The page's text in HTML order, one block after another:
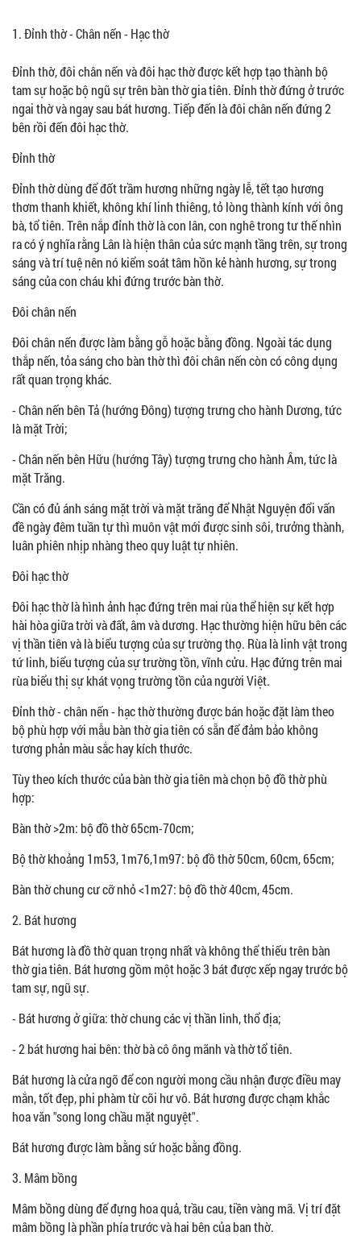
1. Đỉnh thờ - Chân nến - Hạc thờ
Đỉnh thờ, đôi chân nến và đôi hạc thờ được kết hợp tạo thành bộ
tam sự hoặc bộ ngũ sự trên bàn thờ gia tiên. Đỉnh thờ đứng ở trước
ngai thờ và ngay sau bát hương. Tiếp đến là đôi chân nến đứng 2
bên rồi đến đôi hạc thờ.
Đỉnh thờ
Đỉnh thờ dùng để đốt trầm hương những ngày lễ, tết tạo hương
thơm thanh khiết, không khí linh thiêng, tỏ lòng thành kính với ông
bà, tổ tiên. Trên nắp đỉnh thờ là con lân, con nghê trong tư thế nhìn
ra có ý nghĩa rằng Lân là hiện thân của sức mạnh tầng trên, sự trong
sáng và trí tuệ nên nó kiểm soát tâm hồn kẻ hành hương, sự trong
sáng của con cháu khi đứng trước bàn thờ.
Đôi chân nến
Đôi chân nến được làm bằng gỗ hoặc bằng đồng. Ngoài tác dụng
thắp nến, tỏa sáng cho bàn thờ thì đôi chân nến còn có công dụng
rất quan trọng khác.
- Chân nến bên Tả (hướng Đông) tượng trưng cho hành Dương, tức
là mặt Trời;
- Chân nến bên Hữu (hướng Tây) tượng trưng cho hành Âm, tức là
mặt Trăng.
Cần có đủ ánh sáng mặt trời và mặt trăng để Nhật Nguyện đổi vấn
đề ngày đêm tuần tự thì muôn vật mới được sinh sôi, trưởng thành,
luân phiên nhịp nhàng theo quy luật tự nhiên.
Đôi hạc thờ
Đôi hạc thờ là hình ảnh hạc đứng trên mai rùa thể hiện sự kết hợp
hài hòa giữa trời và đất, âm và dương. Hạc thường hiện hữu bên các
vị thần tiên và là biểu tượng của sự trường thọ. Rùa là linh vật trong
tứ linh, biểu tượng của sự trường tồn, vĩnh cửu. Hạc đứng trên mai
rùa biểu thị sự khát vọng trường tồn của người Việt.
Đỉnh thờ - chân nến - hạc thờ thường được bán hoặc đặt làm theo
bộ phù hợp với mẫu bàn thờ gia tiên có sẵn để đảm bảo không
tương phản màu sắc hay kích thước.
Tùy theo kích thước của bàn thờ gia tiên mà chọn bộ đồ thờ phù
hợp:
Bàn thờ >2m: bộ đồ thờ 65cm-70cm;
Bộ thờ khoảng 1m53, 1m76,1m97: bộ đồ thờ 50cm, 60cm, 65cm;
Bàn thờ chung cư cỡ nhỏ <1m27: bộ đồ thờ 40cm, 45cm.
2. Bát hương
Bát hương là đồ thờ quan trọng nhất và không thể thiếu trên bàn
thờ gia tiên. Bát hương gồm một hoặc 3 bát được xếp ngay trước bộ
tam sự, ngũ sự.
- Bát hương ở giữa: thờ chung các vị thần linh, thổ địa;
- 2 bát hương hai bên: thờ bà cô ông mãnh và thờ tổ tiên.
Bát hương là cửa ngõ để con người mong cầu nhận được điều may
mắn, tốt đẹp, phi phàm từ cõi hư vô. Bát hương được chạm khắc
hoa văn "song long chầu mặt nguyệt".
Bát hương được làm bằng sứ hoặc bằng đồng.
3. Mâm bồng
Mâm bồng dùng để đựng hoa quả, trầu cau, tiền vàng mã. Vị trí đặt
mâm bồng là phần phía trước và hai bên của ban thờ.